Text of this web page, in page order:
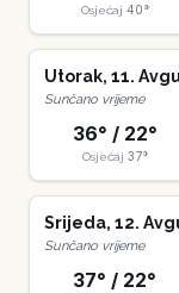
Osjećaj 40°
Utorak, 11.
Sunčano vrijeme
36° / 22°
Osjećaj 37°
Srijeda, 12.
Sunčano vrijeme
37° / 22°